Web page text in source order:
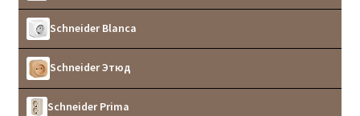
Schneider Blanca
Schneider Этюд
Schneider Prima